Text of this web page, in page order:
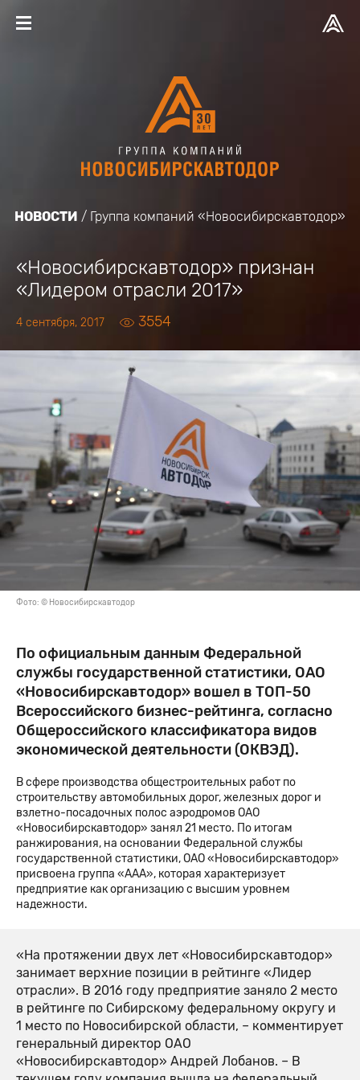
НОВОСТИ Группа компаний «Новосибирскавтодор»
«Новосибирскавтодор» признан
«Лидером отрасли 2017»
4 сентября, 2017 3554
Фото: © Новосибирскавтодор
По официальным данным Федеральной
службы государственной статистики, ОАО
«Новосибирскавтодор» вошел в ТОП-50
Всероссийского бизнес-рейтинга, согласно
Общероссийского классификатора видов
экономической деятельности (ОКВЭД).
В сфере производства общестроительных работ по
строительству автомобильных дорог, железных дорог и
взлетно-посадочных полос аэродромов ОАО
«Новосибирскавтодор» занял 21 место. По итогам
ранжирования, на основании Федеральной службы
государственной статистики, ОАО «Новосибирскавтодор»
присвоена группа «ААА», которая характеризует
предприятие как организацию с высшим уровнем
надежности.
«На протяжении двух лет «Новосибирскавтодор»
занимает верхние позиции в рейтинге «Лидер
отрасли». В 2016 году предприятие заняло 2 место
в рейтинге по Сибирскому федеральному округу и
1 место по Новосибирской области, – комментирует
генеральный директор ОАО
«Новосибирскавтодор» Андрей Лобанов. – В